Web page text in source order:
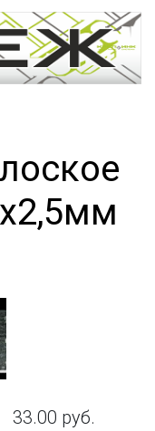
33.00 руб.